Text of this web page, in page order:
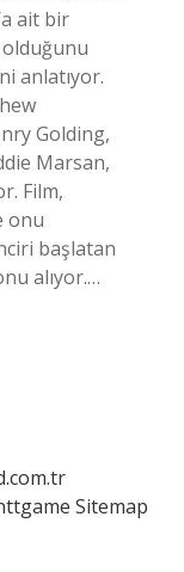
ait bir
anlatıyor.
Golding,
Marsan,
Film,
onu
başlatan
alıyor.…
Sitemap